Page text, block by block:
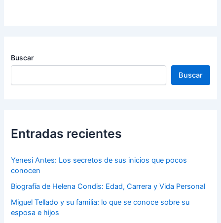
Buscar
Buscar
Entradas recientes
Yenesi Antes: Los secretos de sus inicios que pocos
conocen
Biografía de Helena Condis: Edad, Carrera y Vida Personal
Miguel Tellado y su familia: lo que se conoce sobre su
esposa e hijos